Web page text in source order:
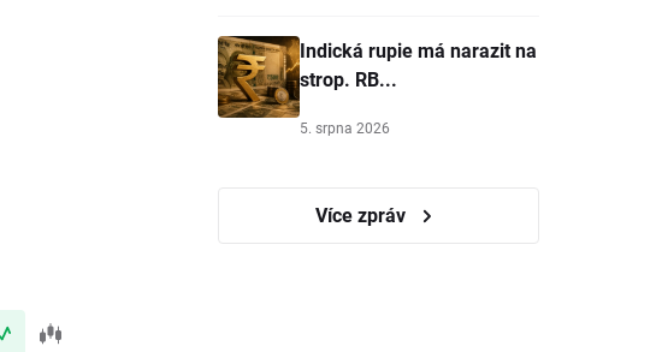
Indická rupie má narazit na
strop. RB...
5. srpna 2026
Více zpráv